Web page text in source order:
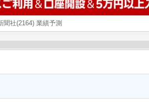
聞社(2164) 業績予測